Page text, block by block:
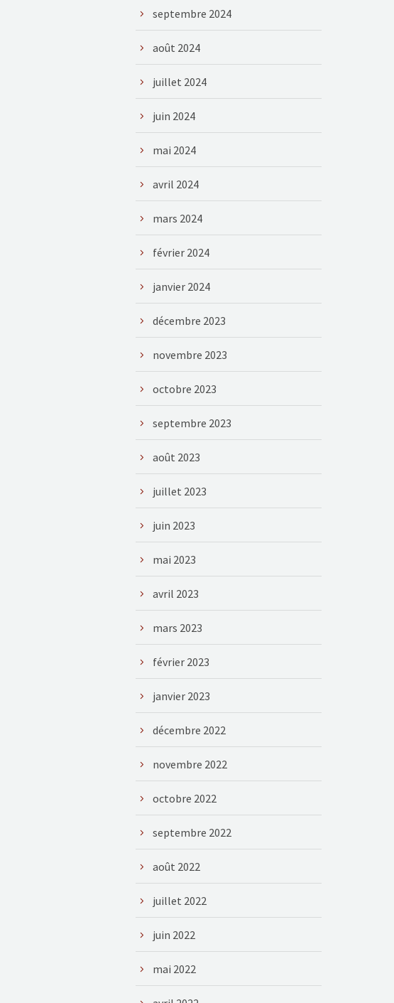
septembre 2024
août 2024
juillet 2024
juin 2024
mai 2024
avril 2024
mars 2024
février 2024
janvier 2024
décembre 2023
novembre 2023
octobre 2023
septembre 2023
août 2023
juillet 2023
juin 2023
mai 2023
avril 2023
mars 2023
février 2023
janvier 2023
décembre 2022
novembre 2022
octobre 2022
septembre 2022
août 2022
juillet 2022
juin 2022
mai 2022